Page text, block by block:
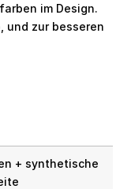
im Design.
und zur besseren
+ synthetische